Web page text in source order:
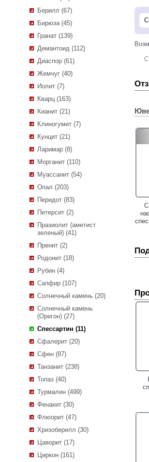
Берилл (67)
Бирюза (45)
Гранат (139)
Демантоид (112)
Диаспор (61)
Жемчуг (40)
Иолит (7)
Кварц (163)
Кианит (21)
Клиногумит (7)
Кунцит (21)
Ларимар (8)
Морганит (110)
Муассанит (54)
Опал (203)
Перидот (83)
Петерсит (2)
Празиолит (аметист
зеленый) (41)
Пренит (2)
Родонит (18)
Рубин (4)
Сапфир (107)
Солнечный камень (20)
Солнечный камень
(Орегон) (27)
Спессартин (11)
Сфалерит (20)
Сфен (87)
Танзанит (238)
Топаз (40)
Турмалин (499)
Фенакит (30)
Флюорит (47)
Хризоберилл (30)
Цаворит (17)
Циркон (161)
Золотые серьги с
цитринами мадейра 5,73
карата и спессартинами
гранатами!
Серебряное кольцо с
спессартинами!